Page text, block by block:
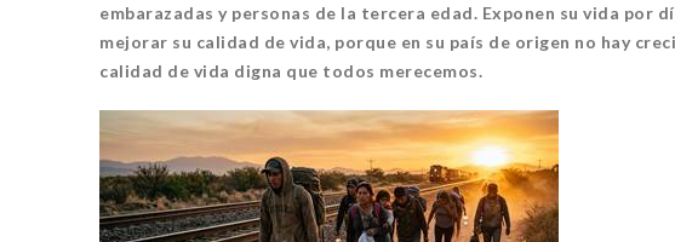
embarazadas y personas de la tercera edad. Exponen su vida por
mejorar su calidad de vida, porque en su país de origen no hay
calidad de vida digna que todos merecemos.